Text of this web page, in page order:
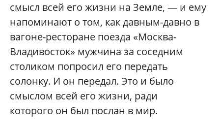
смысл всей его жизни на Земле, — и ему
напоминают о том, как давным-давно в
вагоне-ресторане поезда «Москва-
Владивосток» мужчина за соседним
столиком попросил его передать
солонку. И он передал. Это и было
смыслом всей его жизни, ради
которого он был послан в мир.